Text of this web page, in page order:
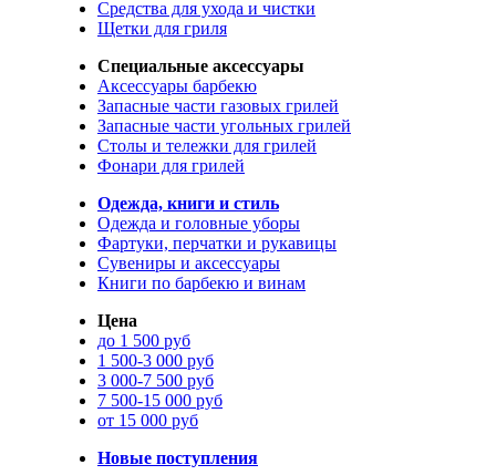
Средства для ухода и чистки
Щетки для гриля
Специальные аксессуары
Аксессуары барбекю
Запасные части газовых грилей
Запасные части угольных грилей
Столы и тележки для грилей
Фонари для грилей
Одежда, книги и стиль
Одежда и головные уборы
Фартуки, перчатки и рукавицы
Сувениры и аксессуары
Книги по барбекю и винам
Цена
до 1 500 руб
1 500-3 000 руб
3 000-7 500 руб
7 500-15 000 руб
от 15 000 руб
Новые поступления